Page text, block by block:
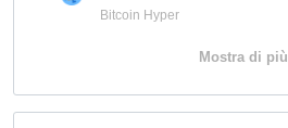
Bitcoin Hyper
Mostra di più